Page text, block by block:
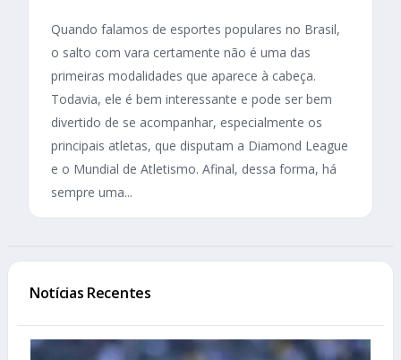
Quando falamos de esportes populares no Brasil,
o salto com vara certamente não é uma das
primeiras modalidades que aparece à cabeça.
Todavia, ele é bem interessante e pode ser bem
divertido de se acompanhar, especialmente os
principais atletas, que disputam a Diamond League
e o Mundial de Atletismo. Afinal, dessa forma, há
sempre uma...
Notícias Recentes